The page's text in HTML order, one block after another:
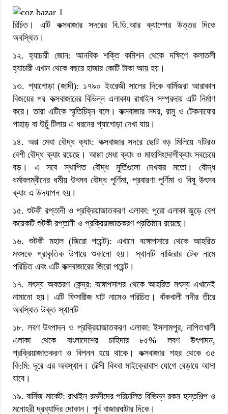
রিচিত। এটি কক্সবাজার সদরের বি.ডি.আর ক্যাম্পের উত্তর দিকে
অবস্থিত।
১২. হ্যাচারী জোন: আনবিক শক্তি কমিশন থেকে দক্ষিণে কলাতলী
হ্যাচারী এখান থেকে বছরে হাজার কোটি টাকা আয় হয়।
১৩. প্যাগোড়া (জাদী): ১৭৯০ ইংরেজী সালের দিকে বার্মিজরা আরাকান
বিজয়ের পর কক্সবাজারের বিভিন্ন এলাকায় রাখাইন সম্প্রদায় এটি নির্মাণ
করে। তারা এটিকে স্মৃতিচিহ্ন বলে। কক্সবাজার সদর, রামু ও টেকনাফের
পাহাড় বা উচুঁ টিলায় এ ধরনের প্যাগোড়া দেখা যায়।
১৪. অগ্গ মেধা বৌদ্ধ ক্যাং: কক্সবাজার সদরে ছোট বড় মিলিয়ে ৭টিরও
বেশী বৌদ্ধ ক্যাং রয়েছে। আগ্গা মেধা ক্যাং ও মাহাসিংদোগীক্যাং সবচেয়ে
বড়। এ সবে স্থাপিত বৌদ্ধ মুর্তিগুলো দেখবার মতো। বৌদ্ধ
ধর্মাবলম্বীদের ধর্মীয় উৎসব বৌদ্ধ পূর্ণিমা, প্রবারণা পূর্ণিমা ও বিষু উৎসব
ক্যাং এ উদযাপন হয়।
১৫. শুটকী রপ্তানী ও প্রক্রিয়াজাতকরণ এলাকা: পুরো এলাকা জুড়ে বেশ
কয়েকটি শুটকী রপ্তানী ও প্রক্রিয়াজাতকরণ প্রতিষ্ঠান রয়েছে।
১৬. শুটকী মহাল (জিরো পয়েন্ট): এখানে বঙ্গোপসারে থেকে আহরিত
মৎসকে প্রাকৃতিক উপায়ে শুকানো হয়। স্থানটি নাজিরার টেক নামে
পরিচিত এবং এটি কক্সবাজারের জিরো পয়েন্ট।
১৭. মৎস্য অবতরণ কেন্দ্র: বঙ্গোপসাগর থেকে আহরিত মৎস্য এখানেই
নামানো হয়। এটি ফিসারীজ ঘাট নামেও পরিচিত। বাঁকখালী নদীর তীরে
অবস্থিত উক্ত স্থানটি
১৮. লবণ উৎপাদন ও প্রক্রিয়াজাতকরণ এলাকা: ইসলামপুর, নাপিতখালী
এলাকা থেকে বাংলাদেশের চাহিদার ৮৫% লবণ উৎপাদন,
প্রক্রিয়াজাতকরণ ও বিপনন হয়ে থাকে। কক্সবাজার শহর থেকে ৩৫
কি:মি: দূরে এর অবস্থান। টেক্সী কিংবা মাইক্রোবাস যোগে বেড়ায়ে আসা
যাবে।
১৯. বার্মিজ মার্কেট: রাখাইন রমনীদের পরিচালিত বিভিন্ন রকম হস্তশিল্প ও
মনোহরী দ্রব্যাদির দোকান। পূর্ব বাজারঘাটার দিকে।